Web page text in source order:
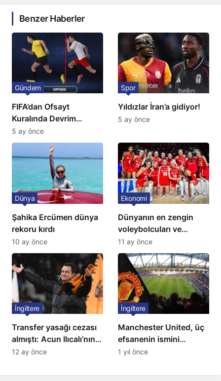
Benzer Haberler
FIFA’dan Ofsayt
Kuralında Devrim
Niteliğinde Onay
Gündem
5 ay önce
Yıldızlar İran’a gidiyor!
Spor
5 ay önce
Şahika Ercümen dünya
rekoru kırdı
Dünya
10 ay önce
Dünyanın en zengin
voleybolcuları ve
servetleri açıklandı:
Listede 2 Türk yıldız
bulunuyor
Ekonomi
11 ay önce
Transfer yasağı cezası
almıştı: Acun Ilıcalı’nın
ekibi Hull City’ye kötü
İngiltere
12 ay önce
Manchester United, üç
efsanenin ismini
yasakladı
İngiltere
1 yıl önce